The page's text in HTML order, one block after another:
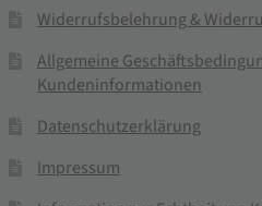
Widerrufsbelehrung &
Allgemeine
Kundeninformationen
Datenschutzerklärung
Impressum